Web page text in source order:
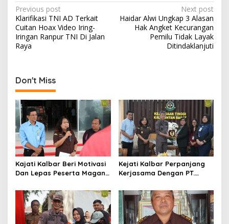
Post
navigation
Previous post
Klarifikasi TNI AD Terkait
Cuitan Hoax Video Iring-
Iringan Ranpur TNI Di Jalan
Raya
Next post
Haidar Alwi Ungkap 3 Alasan
Hak Angket Kecurangan
Pemilu Tidak Layak
Ditindaklanjuti
Don't Miss
Kajati Kalbar Beri Motivasi
Dan Lepas Peserta Magang
Kejati Kalbar Perpanjang
Kerjasama Dengan PT.